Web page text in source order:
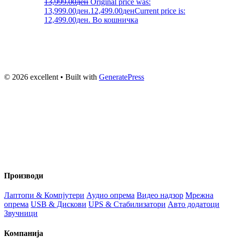
13,999.00ден Original price was:
13,999.00ден.12,499.00денCurrent price is:
12,499.00ден. Во кошничка
© 2026 excellent • Built with GeneratePress
Производи
Лаптопи & Компјутери Аудио опрема Видео надзор Мрежна
опрема USB & Дискови UPS & Стабилизатори Авто додатоци
Звучници
Компанија